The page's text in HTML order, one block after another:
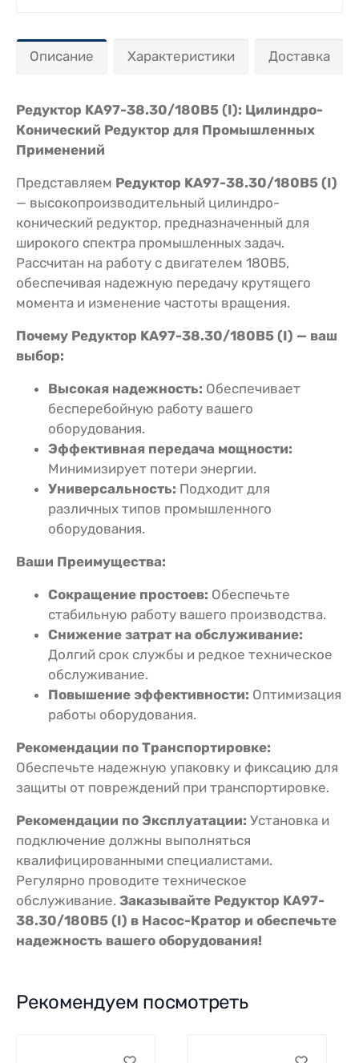
Описание Характеристики Доставка
Редуктор KA97-38.30/180В5 (I): Цилиндро-
Конический Редуктор для Промышленных
Применений
Представляем Редуктор KA97-38.30/180В5 (I)
— высокопроизводительный цилиндро-
конический редуктор, предназначенный для
широкого спектра промышленных задач.
Рассчитан на работу с двигателем 180В5,
обеспечивая надежную передачу крутящего
момента и изменение частоты вращения.
Почему Редуктор KA97-38.30/180В5 (I) — ваш
выбор:
Высокая надежность: Обеспечивает
бесперебойную работу вашего
оборудования.
Эффективная передача мощности:
Минимизирует потери энергии.
Универсальность: Подходит для
различных типов промышленного
оборудования.
Ваши Преимущества:
Сокращение простоев: Обеспечьте
стабильную работу вашего производства.
Снижение затрат на обслуживание:
Долгий срок службы и редкое техническое
обслуживание.
Повышение эффективности: Оптимизация
работы оборудования.
Рекомендации по Транспортировке:
Обеспечьте надежную упаковку и фиксацию для
защиты от повреждений при транспортировке.
Рекомендации по Эксплуатации: Установка и
подключение должны выполняться
квалифицированными специалистами.
Регулярно проводите техническое
обслуживание. Заказывайте Редуктор KA97-
38.30/180В5 (I) в Насос-Кратор и обеспечьте
надежность вашего оборудования!
Рекомендуем посмотреть